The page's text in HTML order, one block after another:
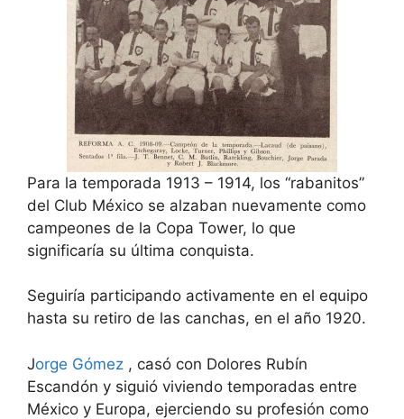
Para la temporada 1913 – 1914, los “rabanitos”
del Club México se alzaban nuevamente como
campeones de la Copa Tower, lo que
significaría su última conquista.
Seguiría participando activamente en el equipo
hasta su retiro de las canchas, en el año 1920.
Jorge Gómez , casó con Dolores Rubín
Escandón y siguió viviendo temporadas entre
México y Europa, ejerciendo su profesión como